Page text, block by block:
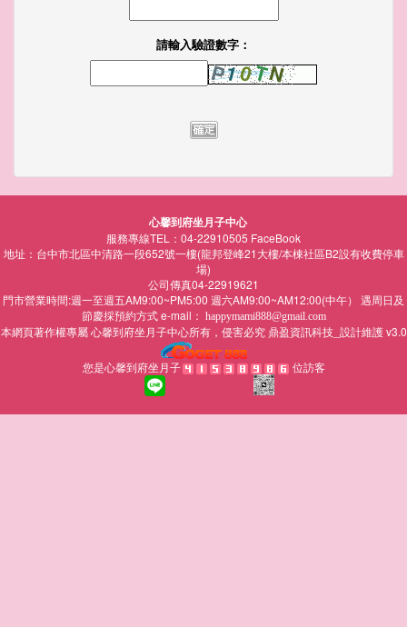
請輸入驗證數字：
心馨到府坐月子中心
服務專線TEL：04-22910505 FaceBook
地址：台中市北區中清路一段652號一樓(龍邦登峰21大樓/本棟社區B2設有收費停車
場)
公司傳真04-22919621
門市營業時間:週一至週五AM9:00~PM5:00 週六AM9:00~AM12:00(中午） 遇周日及
節慶採預約方式 e-mail： happymami888@gmail.com
本網頁著作權專屬心馨到府坐月子中心所有，侵害必究 鼎盈資訊科技_設計維護 v3.0
您是心馨到府坐月子 位訪客